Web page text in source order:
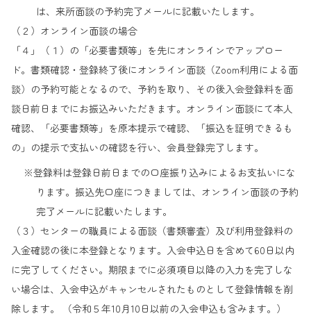
は、来所面談の予約完了メールに記載いたします。
（２）オンライン面談の場合
「４」（１）の「必要書類等」を先にオンラインでアップロー
ド。書類確認・登録終了後にオンライン面談（Zoom利用による面
談）の予約可能となるので、予約を取り、その後入会登録料を面
談日前日までにお振込みいただきます。オンライン面談にて本人
確認、「必要書類等」を原本提示で確認、「振込を証明できるも
の」の提示で支払いの確認を行い、会員登録完了します。
※登録料は登録日前日までの口座振り込みによるお支払いにな
ります。振込先口座につきましては、オンライン面談の予約
完了メールに記載いたします。
（３）センターの職員による面談（書類審査）及び利用登録料の
入金確認の後に本登録となります。入会申込日を含めて60日以内
に完了してください。期限までに必須項目以降の入力を完了しな
い場合は、入会申込がキャンセルされたものとして登録情報を削
除します。 （令和５年10月10日以前の入会申込も含みます。）